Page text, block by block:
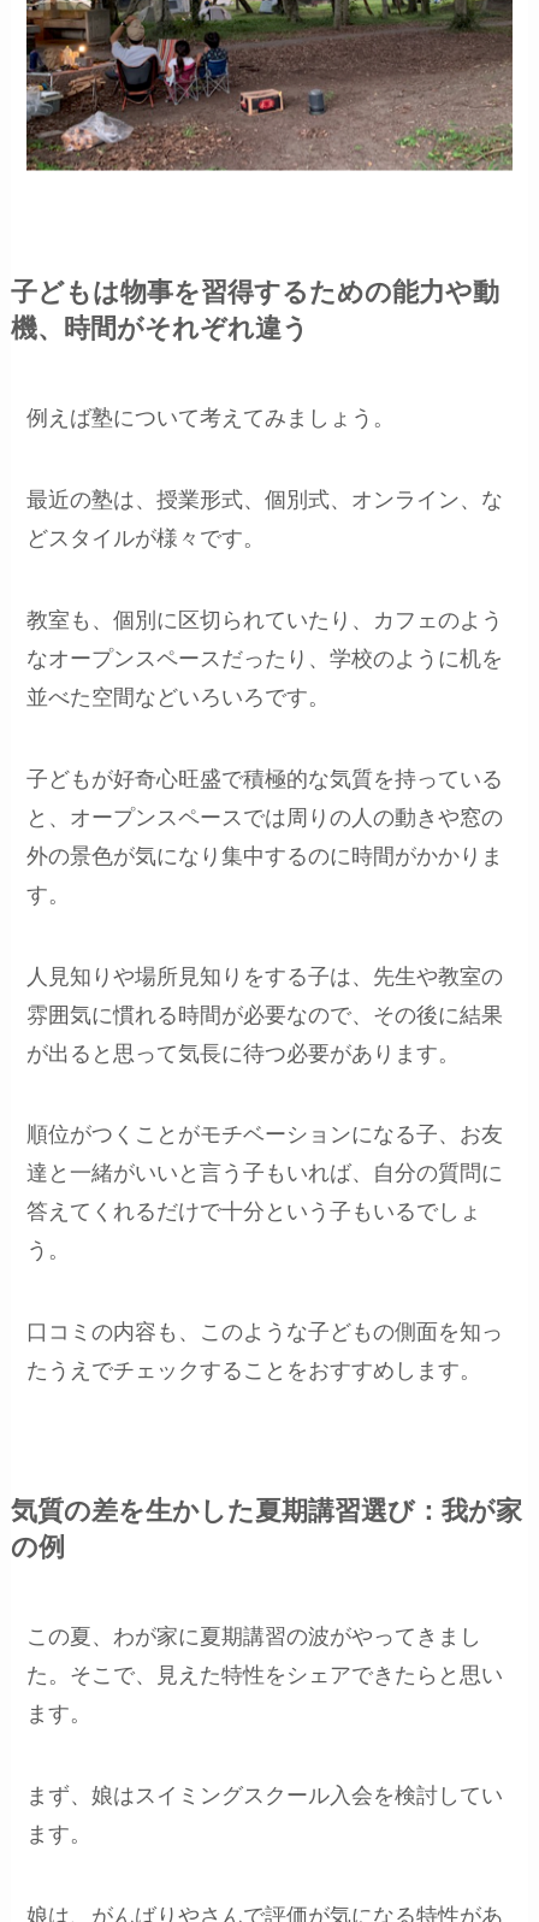
子どもは物事を習得するための能力や動
機、時間がそれぞれ違う
例えば塾について考えてみましょう。
最近の塾は、授業形式、個別式、オンライン、な
どスタイルが様々です。
教室も、個別に区切られていたり、カフェのよう
なオープンスペースだったり、学校のように机を
並べた空間などいろいろです。
子どもが好奇心旺盛で積極的な気質を持っている
と、オープンスペースでは周りの人の動きや窓の
外の景色が気になり集中するのに時間がかかりま
す。
人見知りや場所見知りをする子は、先生や教室の
雰囲気に慣れる時間が必要なので、その後に結果
が出ると思って気長に待つ必要があります。
順位がつくことがモチベーションになる子、お友
達と一緒がいいと言う子もいれば、自分の質問に
答えてくれるだけで十分という子もいるでしょ
う。
口コミの内容も、このような子どもの側面を知っ
たうえでチェックすることをおすすめします。
気質の差を生かした夏期講習選び：我が家
の例
この夏、わが家に夏期講習の波がやってきまし
た。そこで、見えた特性をシェアできたらと思い
ます。
まず、娘はスイミングスクール入会を検討してい
ます。
娘は、がんばりやさんで評価が気になる特性があ